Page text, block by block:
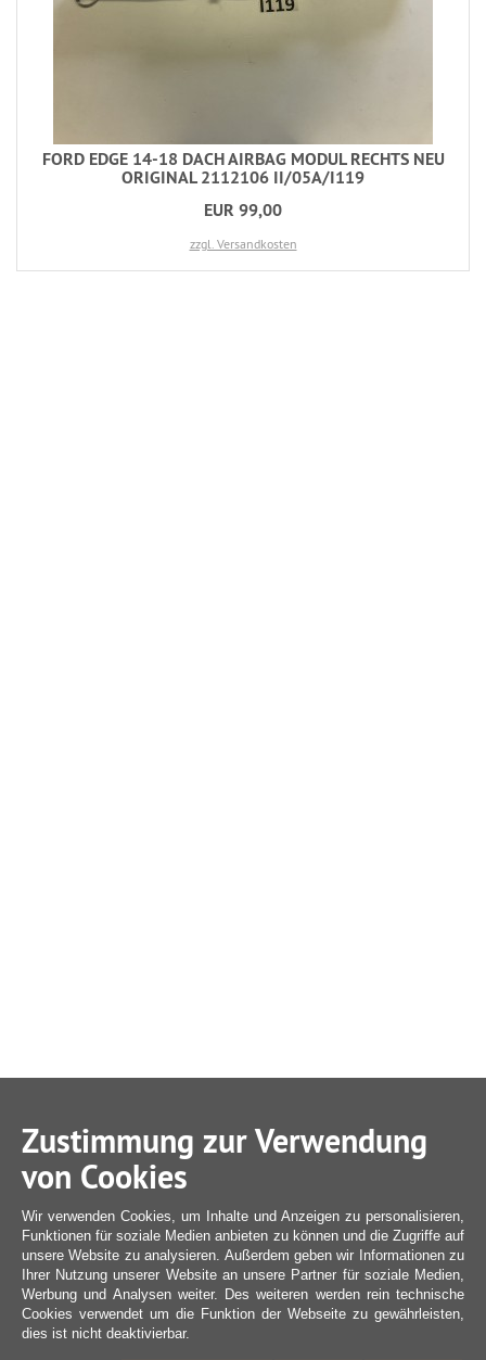
FORD EDGE 14-18 DACH AIRBAG MODUL RECHTS NEU
ORIGINAL 2112106 II/05A/I119
EUR 99,00
zzgl. Versandkosten
Zustimmung zur Verwendung
von Cookies
Wir verwenden Cookies, um Inhalte und Anzeigen zu personalisieren,
Funktionen für soziale Medien anbieten zu können und die Zugriffe auf
unsere Website zu analysieren. Außerdem geben wir Informationen zu
Ihrer Nutzung unserer Website an unsere Partner für soziale Medien,
Werbung und Analysen weiter. Des weiteren werden rein technische
Cookies verwendet um die Funktion der Webseite zu gewährleisten,
dies ist nicht deaktivierbar.